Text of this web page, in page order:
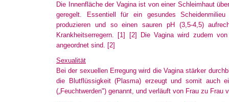
Die Innenfläche der Vagina ist von einer Schleimhaut
geregelt. Essentiell für ein gesundes
produzieren und so einen sauren pH (3,5-4,5)
Krankheitserregern. [1] [2]
Die Vagina wird zudem
angeordnet sind. [2]
Sexualität
Bei der sexuellen Erregung wird die Vagina stärker
die Blutflüssigkeit (Plasma) erzeugt und somit auch
(„Feuchtwerden") genannt, und verläuft von Frau zu